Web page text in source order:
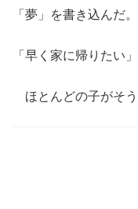
「夢」を書き込んだ。
「早く家に帰りたい
ほとんどの子がそう